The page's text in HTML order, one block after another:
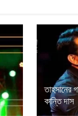
তাহসানের
কান্তি দাস